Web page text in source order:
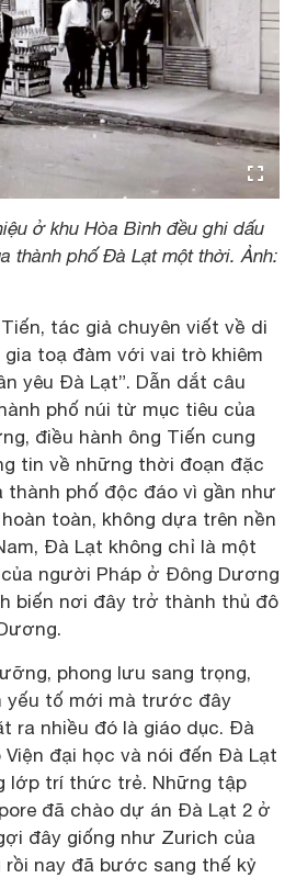
ở khu Hòa Bình đều ghi dấu
thành phố Đà Lạt một thời. Ảnh:
tác giả chuyên viết về di
toạ đàm với vai trò khiêm
yêu Đà Lạt”. Dẫn dắt câu
phố núi từ mục tiêu của
điều hành ông Tiến cung
tin về những thời đoạn đặc
thành phố độc đáo vì gần như
toàn, không dựa trên nền
Đà Lạt không chỉ là một
người Pháp ở Đông Dương
biến nơi đây trở thành thủ đô
phong lưu sang trọng,
yếu tố mới mà trước đây
ra nhiều đó là giáo dục. Đà
đại học và nói đến Đà Lạt
lớp trí thức trẻ. Những tập
đã chào dự án Đà Lạt 2 ở
đây giống như Zurich của
rồi nay đã bước sang thế kỷ